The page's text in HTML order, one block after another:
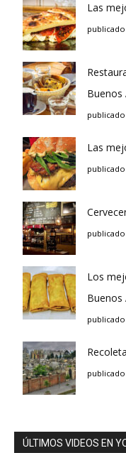
Las
Buenos
publicado
Las
Los
Buenos
Recoleta
ÚLTIMOS VIDEOS EN